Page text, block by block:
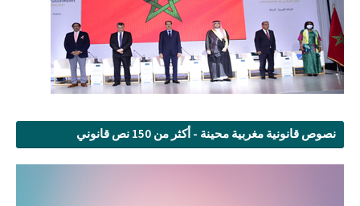
نصوص قانونية مغربية محينة - أكثر من 150 نص قانوني